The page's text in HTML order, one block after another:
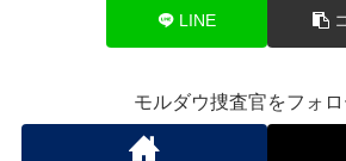
LINE
モルダウ捜査官をフォ